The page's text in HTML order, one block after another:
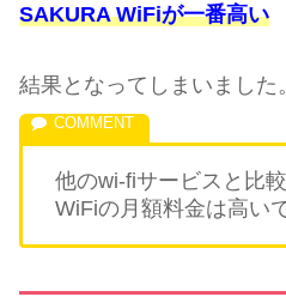
SAKURA WiFiが一番高い
結果となってしまいました。
他のwi-fiサービスと比
WiFiの月額料金は高い